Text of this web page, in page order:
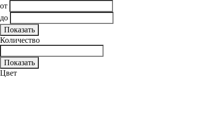
от
до
Количество
Цвет